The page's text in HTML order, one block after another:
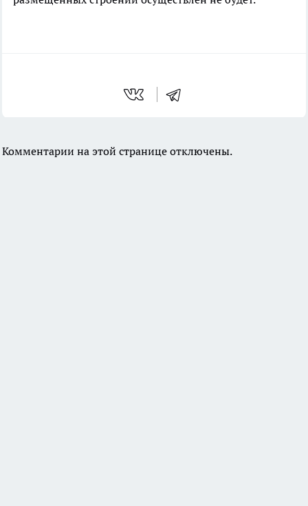
Комментарии на этой странице отключены.